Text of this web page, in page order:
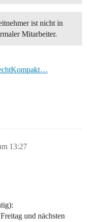
ist nicht in
Mitarbeiter.
13:27
und nächsten